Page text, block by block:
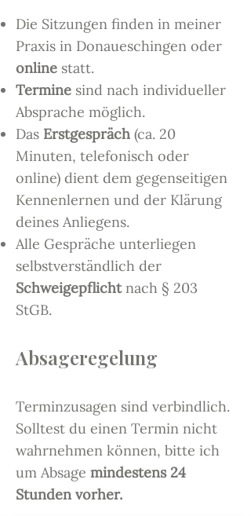
Die Sitzungen finden in meiner
Praxis in Donaueschingen oder
online statt.
Termine sind nach individueller
Absprache möglich.
Das Erstgespräch (ca. 20
Minuten, telefonisch oder
online) dient dem gegenseitigen
Kennenlernen und der Klärung
deines Anliegens.
Alle Gespräche unterliegen
selbstverständlich der
Schweigepflichtnach § 203
StGB.
Absageregelung
Terminzusagen sind verbindlich.
Solltest du einen Termin nicht
wahrnehmen können, bitte ich
um Absage mindestens 24
Stunden vorher.